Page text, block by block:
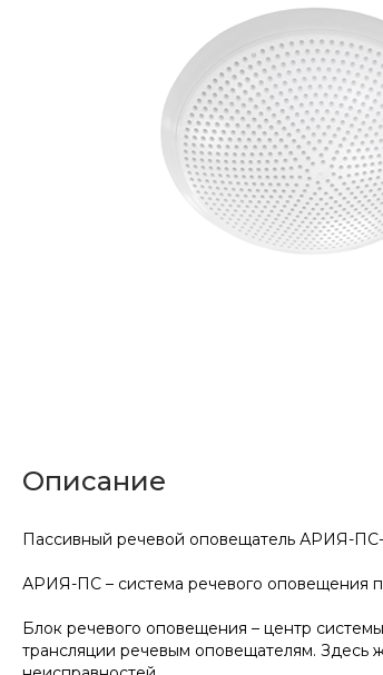
Описание
Пассивный речевой оповещатель АРИЯ-
АРИЯ-ПС – система речевого оповещения
Блок речевого оповещения – центр
трансляции речевым оповещателям.